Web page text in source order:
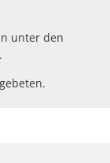
unter den